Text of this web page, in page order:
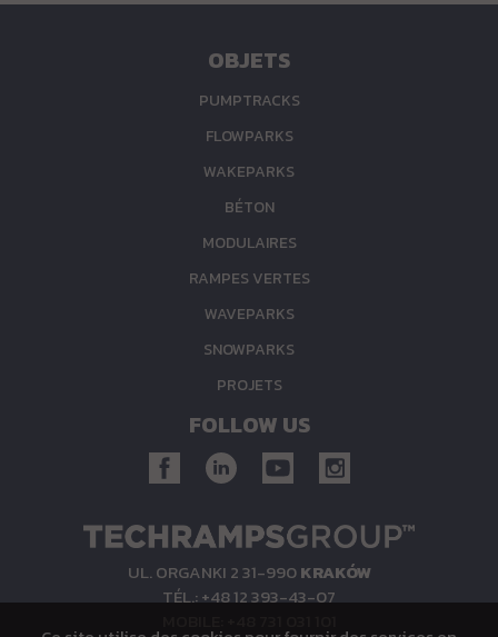
OBJETS
PUMPTRACKS
FLOWPARKS
WAKEPARKS
BÉTON
MODULAIRES
RAMPES VERTES
WAVEPARKS
SNOWPARKS
PROJETS
FOLLOW US
UL. ORGANKI 2 31-990KRAKÓW
TÉL.: +48 12 393-43-07